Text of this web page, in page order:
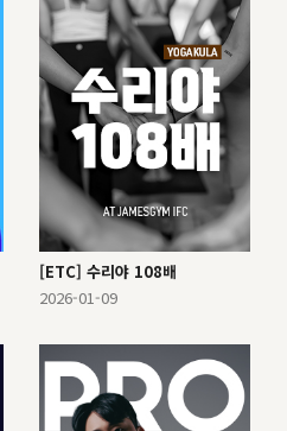
[ETC] 수리야 108배
2026-01-09